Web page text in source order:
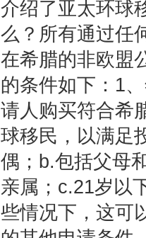
介绍了亚太环球
么？所有通过任
在希腊的非欧盟
的条件如下：1
请人购买符合希
球移民，以满足
偶；b.包括父母
亲属；c.21岁以
些情况下，这可